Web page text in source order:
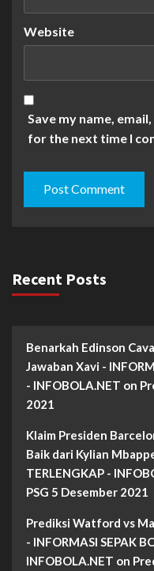
Website
Save my name,
for the next time I
Recent Posts
Benarkah Edinson
Jawaban Xavi -
- INFOBOLA.NET on
2021
Klaim Presiden
Baik dari Kylian
TERLENGKAP -
PSG 5 Desember 2021
Prediksi Watford vs
- INFORMASI SEPAK
INFOBOLA.NET on